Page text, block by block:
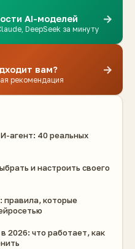
AI-моделей
DeepSeek за минуту
→
вам?
рекомендация
→
агент: 40 реальных
и настроить своего
правила, которые
2026: что работает, как